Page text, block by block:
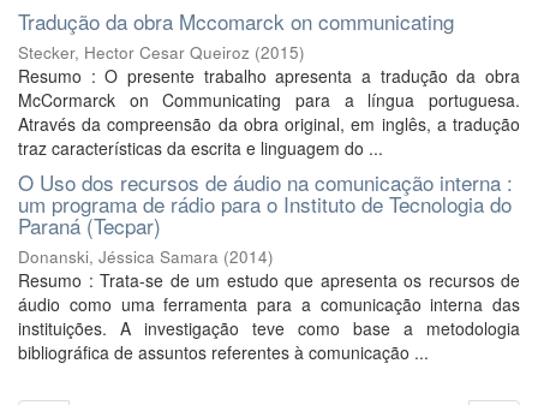
Tradução da obra Mccomarck on communicating
Stecker, Hector Cesar Queiroz (2015)
Resumo : O presente trabalho apresenta a tradução da obra
McCormarck on Communicating para a língua portuguesa.
Através da compreensão da obra original, em inglês, a tradução
traz características da escrita e linguagem do ...
O Uso dos recursos de áudio na comunicação interna :
um programa de rádio para o Instituto de Tecnologia do
Paraná (Tecpar)
Donanski, Jéssica Samara (2014)
Resumo : Trata-se de um estudo que apresenta os recursos de
áudio como uma ferramenta para a comunicação interna das
instituições. A investigação teve como base a metodologia
bibliográfica de assuntos referentes à comunicação ...